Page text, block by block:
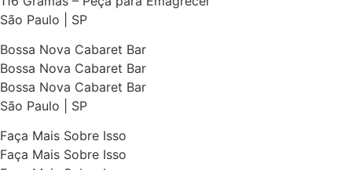
São Paulo | SP
Bossa Nova Cabaret Bar
Bossa Nova Cabaret Bar
Bossa Nova Cabaret Bar
São Paulo | SP
Faça Mais Sobre Isso
Faça Mais Sobre Isso